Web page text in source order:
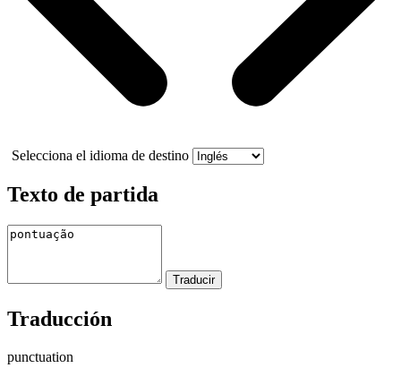
Selecciona el idioma de destino
Texto de partida
Traducción
punctuation